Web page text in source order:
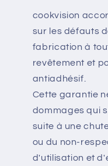
cookvision
sur les défauts
fabrication à
revêtement et
antiadhésif.
Cette garantie
dommages qui
suite à une
ou du non-
d'utilisation et